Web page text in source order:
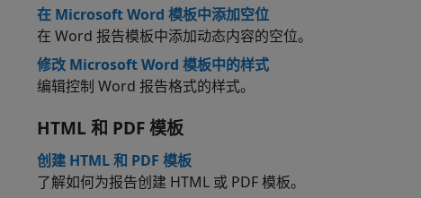
在 Microsoft Word 模板中添加空位
在 Word 报告模板中添加动态内容的空位。
修改 Microsoft Word 模板中的样式
编辑控制 Word 报告格式的样式。
HTML 和 PDF 模板
创建 HTML 和 PDF 模板
了解如何为报告创建 HTML 或 PDF 模板。